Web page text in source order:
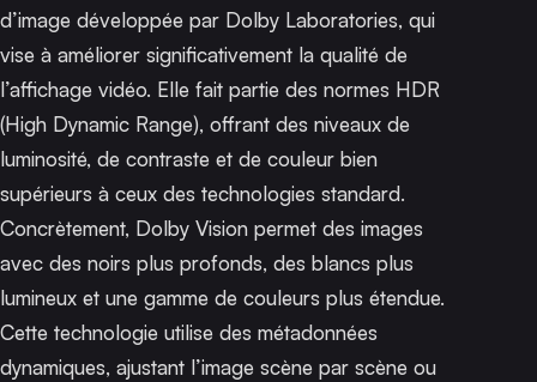
d’image développée par Dolby Laboratories, qui
vise à améliorer significativement la qualité de
l’affichage vidéo. Elle fait partie des normes HDR
(High Dynamic Range), offrant des niveaux de
luminosité, de contraste et de couleur bien
supérieurs à ceux des technologies standard.
Concrètement, Dolby Vision permet des images
avec des noirs plus profonds, des blancs plus
lumineux et une gamme de couleurs plus étendue.
Cette technologie utilise des métadonnées
dynamiques, ajustant l’image scène par scène ou